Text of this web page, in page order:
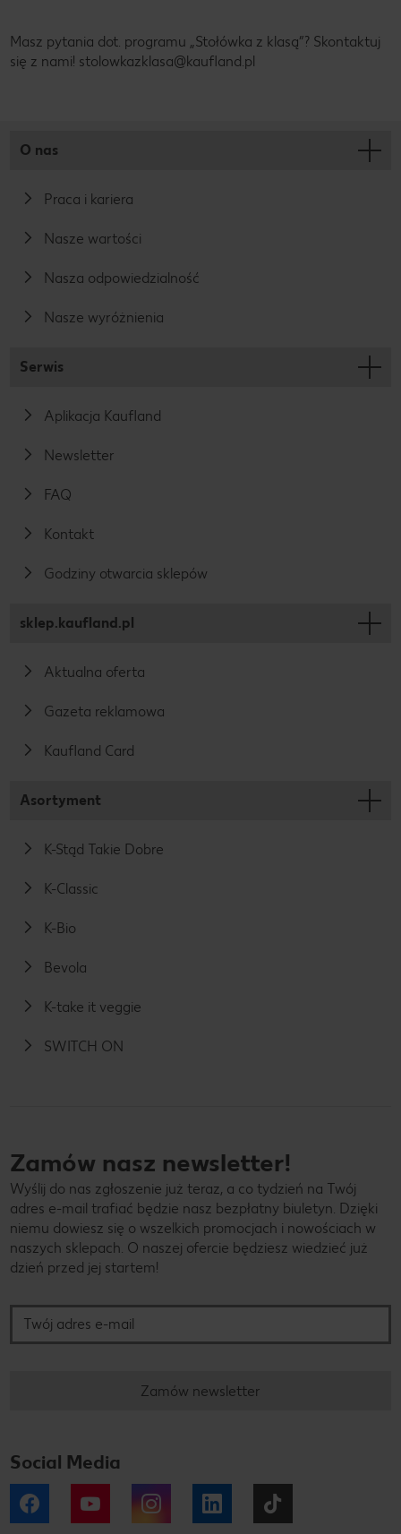
Masz pytania dot. programu „Stołówka z klasą”? Skontaktuj
się z nami! stolowkazklasa@kaufland.pl
O nas
Praca i kariera
Nasze wartości
Nasza odpowiedzialność
Nasze wyróżnienia
Serwis
Aplikacja Kaufland
Newsletter
FAQ
Kontakt
Godziny otwarcia sklepów
sklep.kaufland.pl
Aktualna oferta
Gazeta reklamowa
Kaufland Card
Asortyment
K-Stąd Takie Dobre
K-Classic
K-Bio
Bevola
K-take it veggie
SWITCH ON
Zamów nasz newsletter!
Wyślij do nas zgłoszenie już teraz, a co tydzień na Twój
adres e-mail trafiać będzie nasz bezpłatny biuletyn. Dzięki
niemu dowiesz się o wszelkich promocjach i nowościach w
naszych sklepach. O naszej ofercie będziesz wiedzieć już
dzień przed jej startem!
Zamów newsletter
Social Media
Facebook YouTube Instagram LinkedIn